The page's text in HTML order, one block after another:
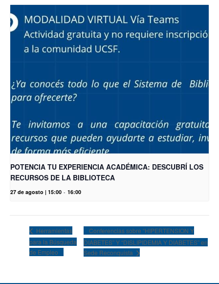
POTENCIA TU EXPERIENCIA ACADÉMICA: DESCUBRÍ LOS
RECURSOS DE LA BIBLIOTECA
27 de agosto | 15:00 - 16:00
Herramientas
para la Búsqueda
de Empleo
Conferencias sobre “HIPERTENSION Y
DIABETES” Y “DISLIPIDEMIA Y DIABETES” en
Sede Reconquista